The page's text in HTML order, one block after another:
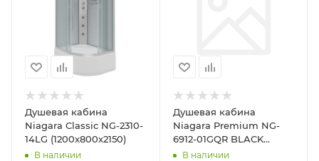
Душевая кабина
Niagara Classic NG-2310-
14LG (1200х800х2150)
В наличии
Душевая кабина
Niagara Premium NG-
6912-01GQR BLACK
(1200х800х2100)
В наличии